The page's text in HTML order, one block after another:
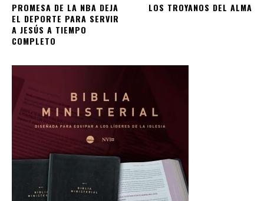
PROMESA DE LA NBA DEJA
EL DEPORTE PARA SERVIR
A JESÚS A TIEMPO
COMPLETO
LOS TROYANOS DEL ALMA